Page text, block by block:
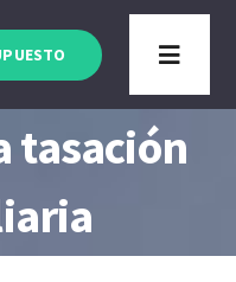
Toggle
tasación